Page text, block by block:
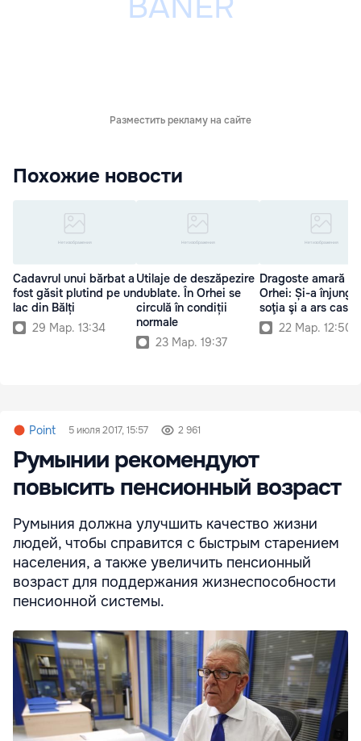
Разместить рекламу на сайте
Похожие новости
Cadavrul unui bărbat a
fost găsit plutind pe un
lac din Bălți
29 Мар. 13:34
Utilaje de deszăpezire
dublate. În Orhei se
circulă în condiții
normale
23 Мар. 19:37
Dragoste amară la
Orhei: Și-a
soţia şi a ars casa
22 Мар. 12:50
Point 5 июля 2017, 15:57 2 961
Румынии рекомендуют
повысить пенсионный возраст
Румыния должна улучшить качество жизни
людей, чтобы справится с быстрым старением
населения, а также увеличить пенсионный
возраст для поддержания жизнеспособности
пенсионной системы.